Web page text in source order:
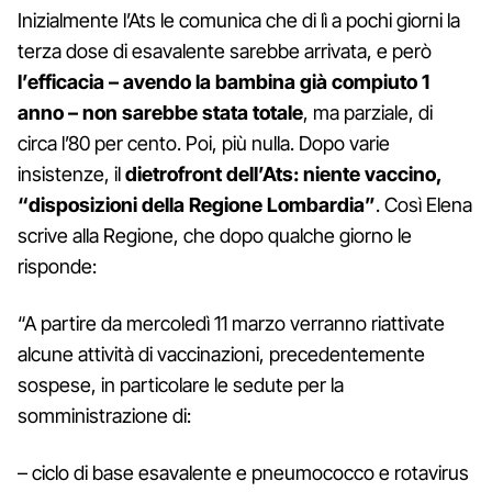
Inizialmente l’Ats le comunica che di lì a pochi giorni la
terza dose di esavalente sarebbe arrivata, e però
l’efficacia – avendo la bambina già compiuto 1
anno – non sarebbe stata totale, ma parziale, di
circa l’80 per cento. Poi, più nulla. Dopo varie
insistenze, ildietrofront dell’Ats: niente vaccino,
“disposizioni della Regione Lombardia”. Così Elena
scrive alla Regione, che dopo qualche giorno le
risponde:
“A partire da mercoledì 11 marzo verranno riattivate
alcune attività di vaccinazioni, precedentemente
sospese, in particolare le sedute per la
somministrazione di:
– ciclo di base esavalente e pneumococco e rotavirus